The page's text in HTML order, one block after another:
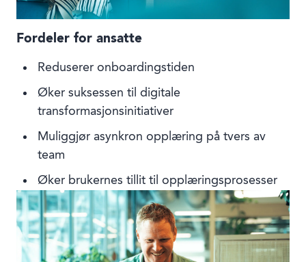
Fordeler for ansatte
Reduserer onboardingstiden
Øker suksessen til digitale
transformasjonsinitiativer
Muliggjør asynkron opplæring på tvers av
team
Øker brukernes tillit til opplæringsprosesser